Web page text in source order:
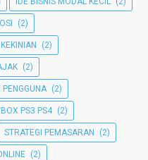
(2)
(2)
(2)
(2)
PS3 PS4 (2)
STRATEGI PEMASARAN (2)
(2)